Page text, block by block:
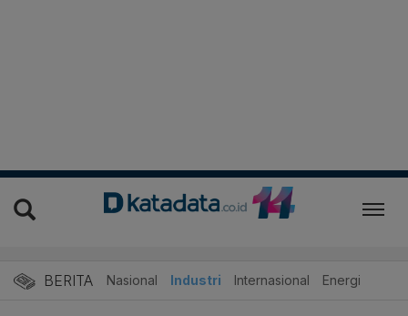
BERITA Nasional Industri Internasional Energi